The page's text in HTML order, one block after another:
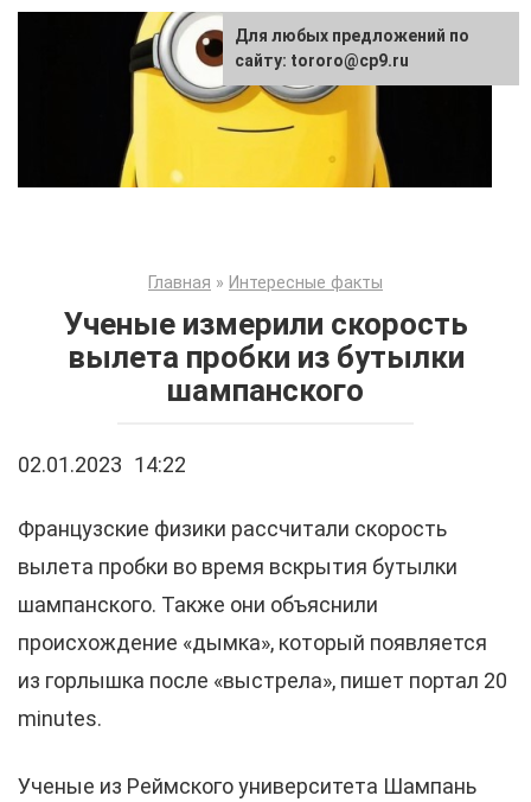
Перейти
Главная » Интересные факты
Ученые измерили скорость
вылета пробки из бутылки
шампанского
02.01.2023 14:22
Французские физики рассчитали скорость
вылета пробки во время вскрытия бутылки
шампанского. Также они объяснили
происхождение «дымка», который появляется
из горлышка после «выстрела», пишет портал 20
minutes.
Ученые из Реймского университета Шампань
Для любых предложений по
сайту: tororo@cp9.ru